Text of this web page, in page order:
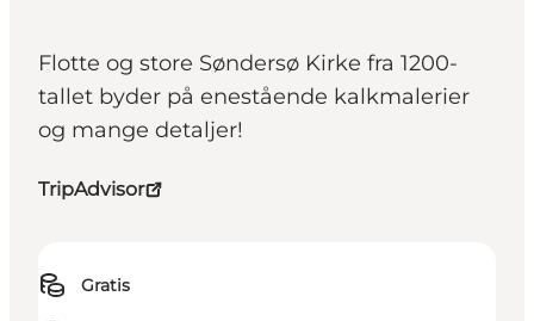
Flotte og store Søndersø Kirke fra 1200-
tallet byder på enestående kalkmalerier
og mange detaljer!
TripAdvisor
Gratis